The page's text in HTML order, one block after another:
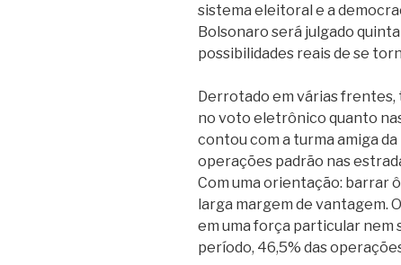
sistema eleitoral e a
Bolsonaro será julgado
possibilidades reais de se
Derrotado em várias
no voto eletrônico quanto
contou com a turma amiga
operações padrão nas
Com uma orientação: barrar
larga margem de vantagem.
em uma força particular nem
período, 46,5% das